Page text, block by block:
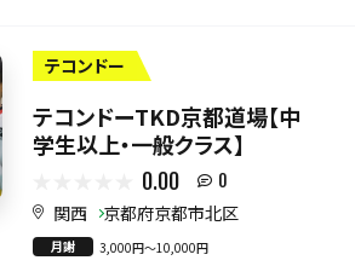
テコンドー
テコンドーTKD京都道場【中
学生以上・一般クラス】
0.00 0
関西 京都府京都市北区
月謝
3,000円〜10,000円